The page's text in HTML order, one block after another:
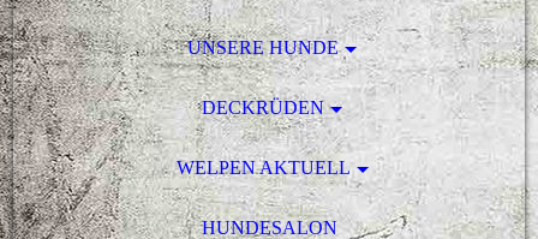
UNSERE HUNDE
DECKRÜDEN
WELPEN AKTUELL
HUNDESALON